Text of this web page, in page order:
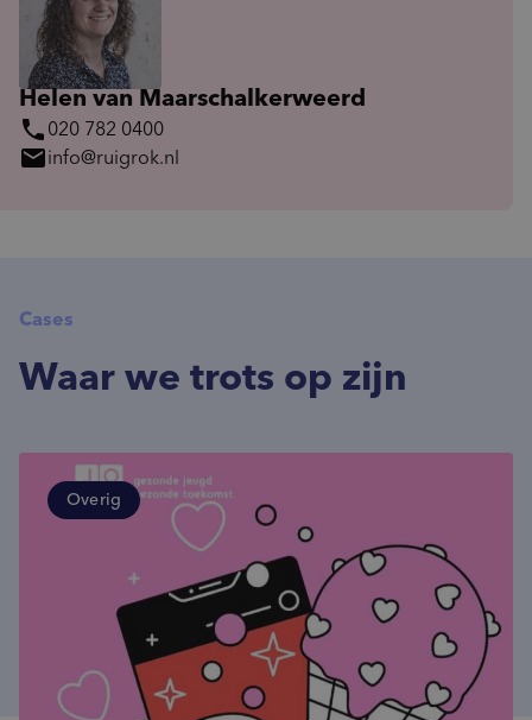
Helen van Maarschalkerweerd
phone 020 782 0400
mailinfo@ruigrok.nl
Waar we trots op zijn
Cases
Overig